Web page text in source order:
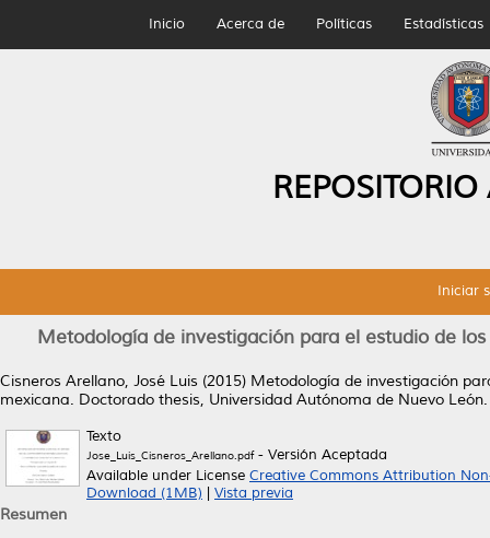
Inicio Acerca de Políticas Estadísticas
Iniciar
Metodología de investigación para el estudio de
Cisneros Arellano, José Luis (2015) Metodología de investigación
mexicana. Doctorado thesis, Universidad Autónoma de Nuevo León.
Texto
Jose_Luis_Cisneros_Arellano.pdf- Versión Aceptada
Available under License Creative Commons Attribution
Download (1MB)
Vista previa
Resumen